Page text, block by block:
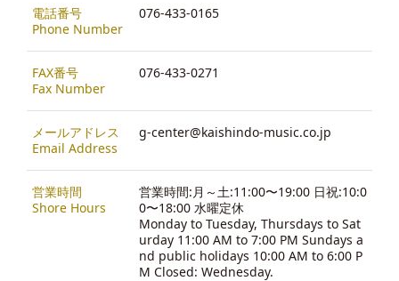
電話番号
Phone Number
076-433-0165
FAX番号
Fax Number
076-433-0271
メールアドレス
Email Address
g-center@kaishindo-music.co.jp
営業時間
Shore Hours
営業時間:月～土:11:00〜19:00 日祝:10:0
0〜18:00 水曜定休
Monday to Tuesday, Thursdays to Sat
urday 11:00 AM to 7:00 PM Sundays a
nd public holidays 10:00 AM to 6:00 P
M Closed: Wednesday.